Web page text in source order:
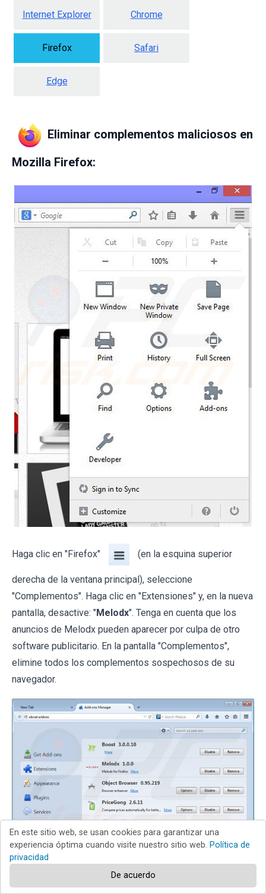
Internet Explorer Chrome
Firefox Safari
Edge
Eliminar complementos maliciosos en
Mozilla Firefox:
Haga clic en "Firefox" (en la esquina superior
derecha de la ventana principal), seleccione
"Complementos". Haga clic en "Extensiones" y, en la nueva
pantalla, desactive: "Melodx". Tenga en cuenta que los
anuncios de Melodx pueden aparecer por culpa de otro
software publicitario. En la pantalla "Complementos",
elimine todos los complementos sospechosos de su
navegador.
Método opcional:
En este sitio web, se usan cookies para garantizar una
experiencia óptima cuando visite nuestro sitio web. Política de
privacidad
De acuerdo